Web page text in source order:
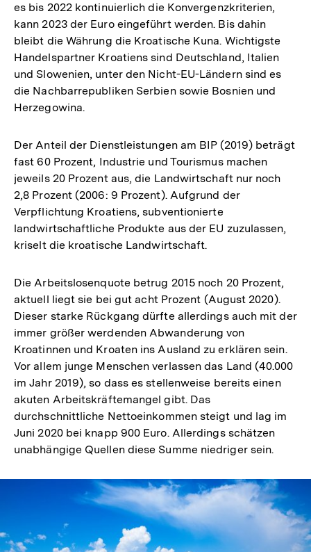
es bis 2022 kontinuierlich die Konvergenzkriterien,
kann 2023 der Euro eingeführt werden. Bis dahin
bleibt die Währung die Kroatische Kuna. Wichtigste
Handelspartner Kroatiens sind Deutschland, Italien
und Slowenien, unter den Nicht-EU-Ländern sind es
die Nachbarrepubliken Serbien sowie Bosnien und
Herzegowina.
Der Anteil der Dienstleistungen am BIP (2019) beträgt
fast 60 Prozent, Industrie und Tourismus machen
jeweils 20 Prozent aus, die Landwirtschaft nur noch
2,8 Prozent (2006: 9 Prozent). Aufgrund der
Verpflichtung Kroatiens, subventionierte
landwirtschaftliche Produkte aus der EU zuzulassen,
kriselt die kroatische Landwirtschaft.
Die Arbeitslosenquote betrug 2015 noch 20 Prozent,
aktuell liegt sie bei gut acht Prozent (August 2020).
Dieser starke Rückgang dürfte allerdings auch mit der
immer größer werdenden Abwanderung von
Kroatinnen und Kroaten ins Ausland zu erklären sein.
Vor allem junge Menschen verlassen das Land (40.000
im Jahr 2019), so dass es stellenweise bereits einen
akuten Arbeitskräftemangel gibt. Das
durchschnittliche Nettoeinkommen steigt und lag im
Juni 2020 bei knapp 900 Euro. Allerdings schätzen
unabhängige Quellen diese Summe niedriger sein.